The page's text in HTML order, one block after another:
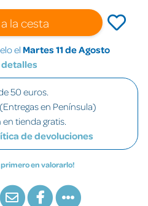
la cesta
el Martes 11 de Agosto
detalles
50 euros.
en Península)
tienda gratis.
de devoluciones
primero en valorarlo!